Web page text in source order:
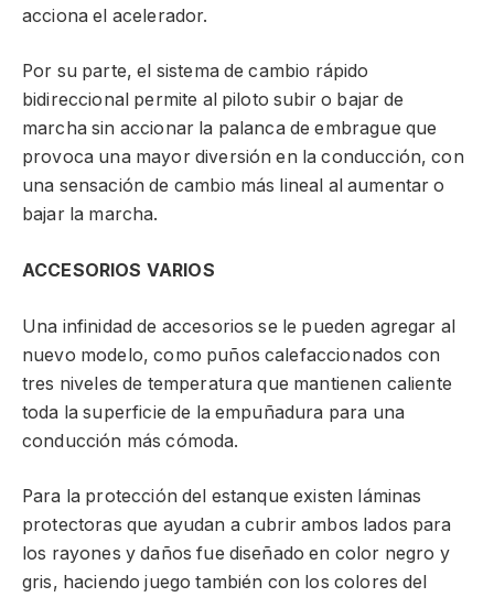
acciona el acelerador.
Por su parte, el sistema de cambio rápido
bidireccional permite al piloto subir o bajar de
marcha sin accionar la palanca de embrague que
provoca una mayor diversión en la conducción, con
una sensación de cambio más lineal al aumentar o
bajar la marcha.
ACCESORIOS VARIOS
Una infinidad de accesorios se le pueden agregar al
nuevo modelo, como puños calefaccionados con
tres niveles de temperatura que mantienen caliente
toda la superficie de la empuñadura para una
conducción más cómoda.
Para la protección del estanque existen láminas
protectoras que ayudan a cubrir ambos lados para
los rayones y daños fue diseñado en color negro y
gris, haciendo juego también con los colores del